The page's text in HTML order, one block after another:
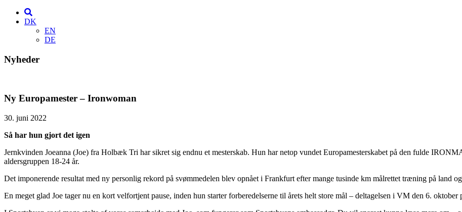
DK
EN
DE
Nyheder
Ny Europamester – Ironwoman
30. juni 2022
Så har hun gjort det igen
Jernkvinden Joeanna (Joe) fra Holbæk Tri har sikret sig endnu et mesterskab. Hun har netop vundet Europamesterskabet på den fulde
aldersgruppen 18-24 år.
Det imponerende resultat med ny personlig rekord på svømmedelen blev opnået i Frankfurt efter mange tusinde km målrettet træning på land
En meget glad Joe tager nu en kort velfortjent pause, inden hun starter forberedelserne til årets helt store mål – deltagelsen i VM den 6.